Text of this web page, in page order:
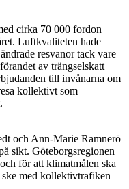
cirka 70 000 fordon
Luftkvaliteten hade
resvanor tack vare
av trängselskatt
till invånarna om
kollektivt som
och Ann-Marie Ramnerö
sikt. Göteborgsregionen
för att klimatmålen ska
ske med kollektivtrafiken